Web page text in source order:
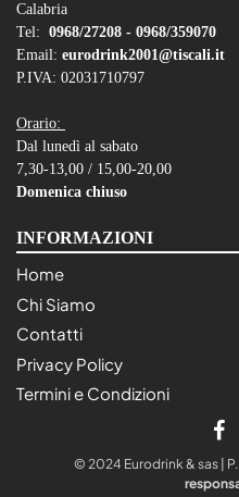
Calabria
Tel: 0968/27208 - 0968/359070
Email: eurodrink2001@tiscali.it
P.IVA: 02031710797
Orario:
Dal lunedì al sabato
7,30-13,00 / 15,00-20,00
Domenica chiuso
INFORMAZIONI
Home
Chi Siamo
Contatti
Privacy Policy
Termini e Condizioni
© 2024 Eurodrink & sas | P.